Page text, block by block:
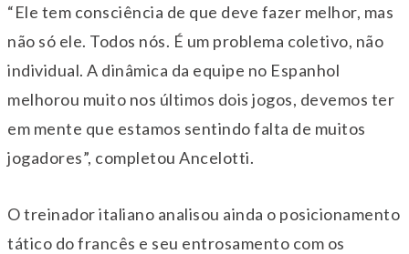
“Ele tem consciência de que deve fazer melhor, mas
não só ele. Todos nós. É um problema coletivo, não
individual. A dinâmica da equipe no Espanhol
melhorou muito nos últimos dois jogos, devemos ter
em mente que estamos sentindo falta de muitos
jogadores”, completou Ancelotti.
O treinador italiano analisou ainda o posicionamento
tático do francês e seu entrosamento com os